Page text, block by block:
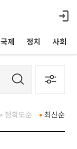
국제 정치 사회
최신순
정확도순